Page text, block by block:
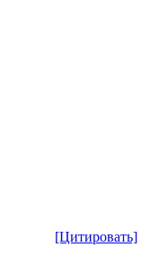
[Цитировать]